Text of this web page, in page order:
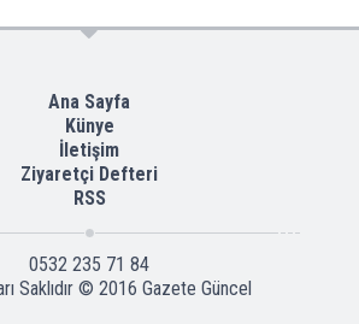
Ana Sayfa
Künye
İletişim
Ziyaretçi Defteri
RSS
0532 235 71 84
Saklıdır © 2016 Gazete Güncel